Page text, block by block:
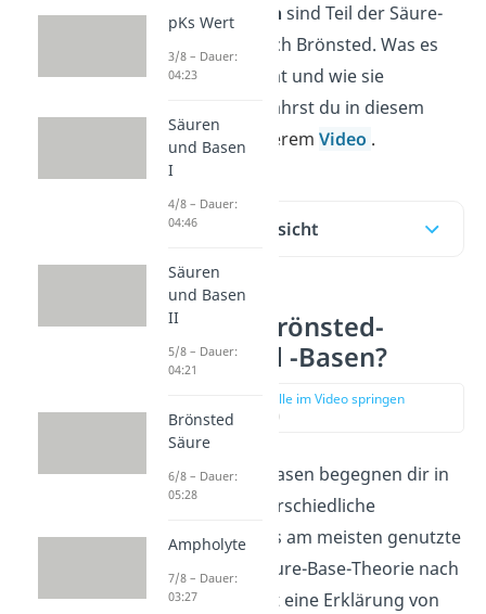
Brönsted-Säuren sind Teil der Säure-
Base-Theorie nach Brönsted. Was es
damit auf sich hat und wie sie
funktioniert, erfährst du in diesem
Beitrag und unseremVideo .
Inhaltsübersicht
Was sind Brönsted-
Säuren und -Basen?
zur Stelle im Video springen
(00:15)
Zu Säuren und Basen begegnen dir in
der Chemie unterschiedliche
Erklärungen. Das am meisten genutzte
Modell ist die Säure-Base-Theorie nach
Brönsted. Das ist eine Erklärung von
pKs Wert
3/8 – Dauer:
04:23
Säuren
und Basen
I
4/8 – Dauer:
04:46
Säuren
und Basen
II
5/8 – Dauer:
04:21
Brönsted
Säure
6/8 – Dauer:
05:28
Ampholyte
7/8 – Dauer:
03:27